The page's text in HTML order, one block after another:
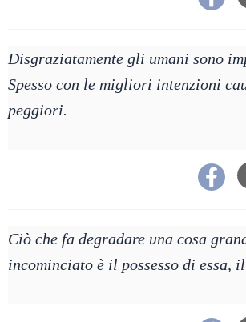
Disgraziatamente gli umani sono
Spesso con le migliori intenzioni
peggiori.
Ciò che fa degradare una cosa
incominciato è il possesso di essa,